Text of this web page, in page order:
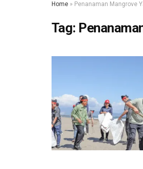
Home » Penanaman Mangrove
Tag: